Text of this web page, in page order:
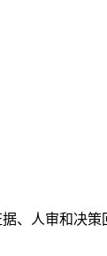
、人审和决策